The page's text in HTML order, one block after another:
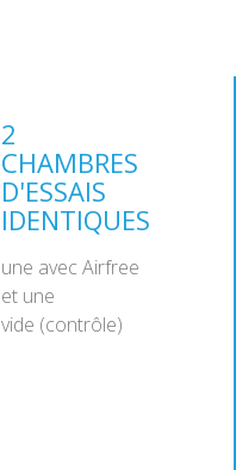
2
CHAMBRES
D'ESSAIS
IDENTIQUES
une avec Airfree
et une
vide (contrôle)